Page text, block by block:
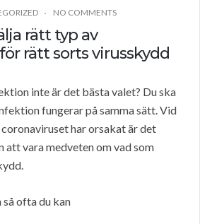
NO COMMENTS
rätt typ av
rätt sorts virusskydd
inte är det bästa valet? Du ska
fungerar på samma sätt. Vid
coronaviruset har orsakat är det
att vara medveten om vad som
ofta du kan